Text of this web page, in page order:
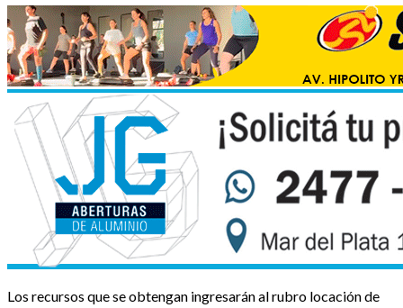
Los recursos que se obtengan ingresarán al rubro locación de